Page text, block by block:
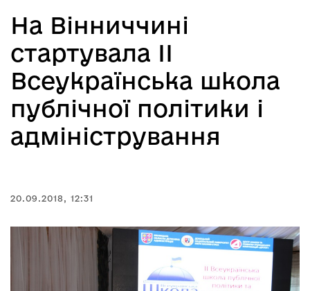
На Вінниччині
стартувала ІІ
Всеукраїнська школа
публічної політики і
адміністрування
20.09.2018, 12:31